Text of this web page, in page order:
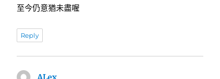
至今仍意猶未盡喔
Reply